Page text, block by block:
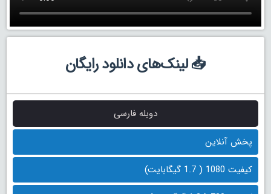
📥 لینک‌های دانلود رایگان
دوبله فارسی
پخش آنلاین
کیفیت 1080 ( 1.7 گیگابایت)